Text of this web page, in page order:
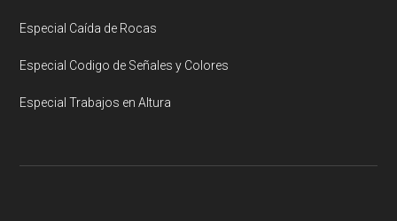
Especial Caída de Rocas
Especial Codigo de Señales y Colores
Especial Trabajos en Altura